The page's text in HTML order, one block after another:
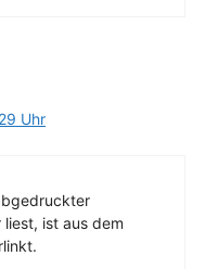
Uhr
liest, ist aus dem